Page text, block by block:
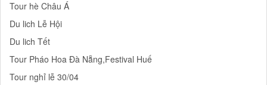
Tour hè Châu Á
Du lich Lễ Hội
Du lich Tết
Tour Pháo Hoa Đà Nẵng,Festival Huế
Tour nghỉ lễ 30/04